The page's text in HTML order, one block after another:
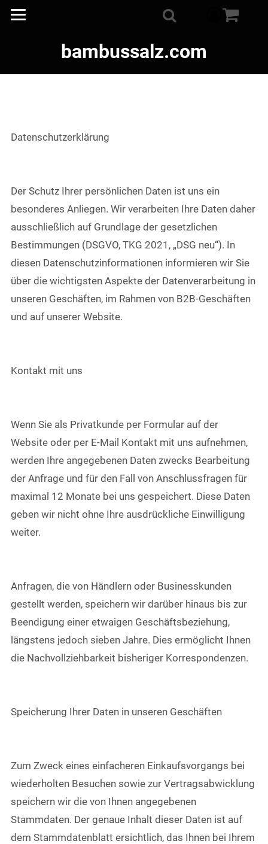
bambussalz.com
Datenschutzerklärung
Der Schutz Ihrer persönlichen Daten ist uns ein
besonderes Anliegen. Wir verarbeiten Ihre Daten daher
ausschließlich auf Grundlage der gesetzlichen
Bestimmungen (DSGVO, TKG 2021, „DSG neu“). In
diesen Datenschutzinformationen informieren wir Sie
über die wichtigsten Aspekte der Datenverarbeitung in
unseren Geschäften, im Rahmen von B2B-Geschäften
und auf unserer Website.
Kontakt mit uns
Wenn Sie als Privatkunde per Formular auf der
Website oder per E-Mail Kontakt mit uns aufnehmen,
werden Ihre angegebenen Daten zwecks Bearbeitung
der Anfrage und für den Fall von Anschlussfragen für
maximal 12 Monate bei uns gespeichert. Diese Daten
geben wir nicht ohne Ihre ausdrückliche Einwilligung
weiter.
Anfragen, die von Händlern oder Businesskunden
gestellt werden, speichern wir darüber hinaus bis zur
Beendigung einer etwaigen Geschäftsbeziehung,
längstens jedoch sieben Jahre. Dies ermöglicht Ihnen
die Nachvollziehbarkeit bisheriger Korrespondenzen.
Speicherung Ihrer Daten in unseren Geschäften
Zum Zweck eines einfacheren Einkaufsvorgangs bei
wiederholten Besuchen sowie zur Vertragsabwicklung
speichern wir die von Ihnen angegebenen
Stammdaten. Der genaue Inhalt dieser Daten ist auf
dem Stammdatenblatt ersichtlich, das Ihnen bei Ihrem